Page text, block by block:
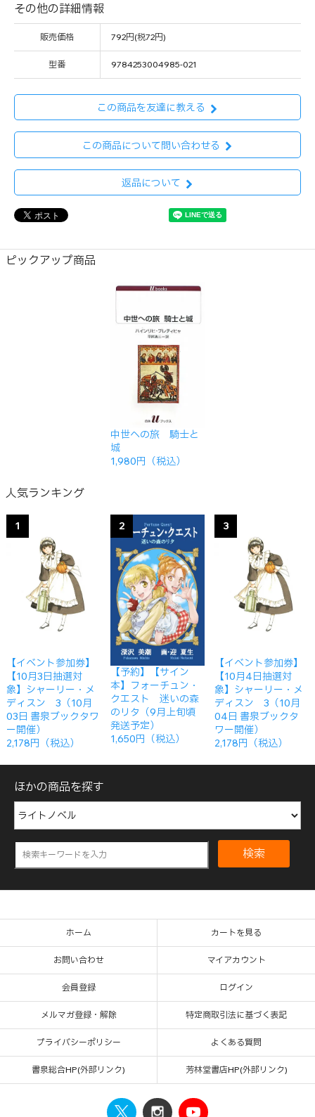
その他の詳細情報
販売価格 792円(税72円)
型番 9784253004985-021
この商品を友達に教える
この商品について問い合わせる
返品について
ピックアップ商品
中世への旅 騎士と
城
1,980円（税込）
人気ランキング
1
【イベント参加券】
【10月3日抽選対
象】シャーリー・メ
ディスン 3（10月
03日 書泉ブックタワ
ー開催）
2,178円（税込）
2
【予約】【サイン
本】フォーチュン・
クエスト 迷いの森
のリタ（9月上旬頃
発送予定）
1,650円（税込）
3
【イベント参加券】
【10月4日抽選対
象】シャーリー・メ
ディスン 3（10月
04日 書泉ブックタ
ワー開催）
2,178円（税込）
ほかの商品を探す
検索
ホーム カートを見る
お問い合わせ マイアカウント
会員登録 ログイン
メルマガ登録・解除 特定商取引法に基づく表記
プライバシーポリシー よくある質問
書泉総合HP(外部リンク) 芳林堂書店HP(外部リンク)